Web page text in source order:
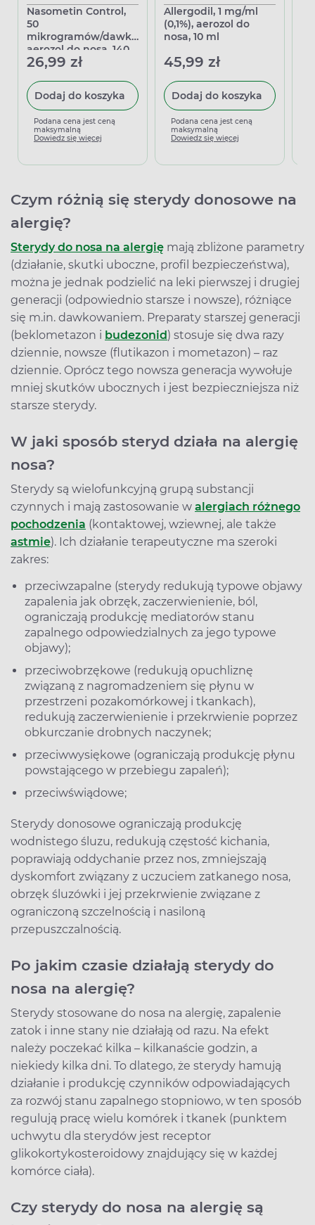
Nasometin Control,
50
mikrogramów/dawkę,
aerozol do nosa, 140
dawek
26,99 zł
Dodaj do koszyka
Podana cena jest ceną
maksymalną
Dowiedz się więcej
Allergodil, 1 mg/ml
(0,1%), aerozol do
nosa, 10 ml
45,99 zł
Dodaj do koszyka
Podana cena jest ceną
maksymalną
Dowiedz się więcej
Czym różnią się sterydy donosowe na
alergię?
Sterydy do nosa na alergię mają zbliżone parametry
(działanie, skutki uboczne, profil bezpieczeństwa),
można je jednak podzielić na leki pierwszej i drugiej
generacji (odpowiednio starsze i nowsze), różniące
się m.in. dawkowaniem. Preparaty starszej generacji
(beklometazon i budezonid) stosuje się dwa razy
dziennie, nowsze (flutikazon i mometazon) – raz
dziennie. Oprócz tego nowsza generacja wywołuje
mniej skutków ubocznych i jest bezpieczniejsza niż
starsze sterydy.
W jaki sposób steryd działa na alergię
nosa?
Sterydy są wielofunkcyjną grupą substancji
czynnych i mają zastosowanie w alergiach różnego
pochodzenia (kontaktowej, wziewnej, ale także
astmie). Ich działanie terapeutyczne ma szeroki
zakres:
przeciwzapalne (sterydy redukują typowe objawy
zapalenia jak obrzęk, zaczerwienienie, ból,
ograniczają produkcję mediatorów stanu
zapalnego odpowiedzialnych za jego typowe
objawy);
przeciwobrzękowe (redukują opuchliznę
związaną z nagromadzeniem się płynu w
przestrzeni pozakomórkowej i tkankach),
redukują zaczerwienienie i przekrwienie poprzez
obkurczanie drobnych naczynek;
przeciwwysiękowe (ograniczają produkcję płynu
powstającego w przebiegu zapaleń);
przeciwświądowe;
Sterydy donosowe ograniczają produkcję
wodnistego śluzu, redukują częstość kichania,
poprawiają oddychanie przez nos, zmniejszają
dyskomfort związany z uczuciem zatkanego nosa,
obrzęk śluzówki i jej przekrwienie związane z
ograniczoną szczelnością i nasiloną
przepuszczalnością.
Po jakim czasie działają sterydy do
nosa na alergię?
Sterydy stosowane do nosa na alergię, zapalenie
zatok i inne stany nie działają od razu. Na efekt
należy poczekać kilka – kilkanaście godzin, a
niekiedy kilka dni. To dlatego, że sterydy hamują
działanie i produkcję czynników odpowiadających
za rozwój stanu zapalnego stopniowo, w ten sposób
regulują pracę wielu komórek i tkanek (punktem
uchwytu dla sterydów jest receptor
glikokortykosteroidowy znajdujący się w każdej
komórce ciała).
Czy sterydy do nosa na alergię są